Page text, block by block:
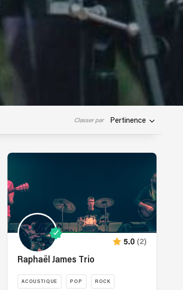
Classer par Pertinence
5.0 (2)
Raphaël James Trio
ACOUSTIQUE POP ROCK